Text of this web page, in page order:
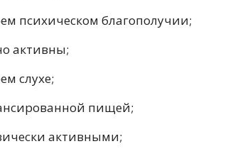
психическом благополучии;
активны;
слухе;
пищей;
активными;